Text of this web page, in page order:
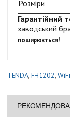
Розміри
Гарантійний
заводський
поширюється!
TENDA, FH1202,